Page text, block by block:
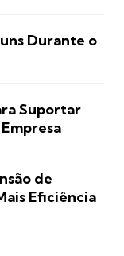
Durante o
Suportar
de
Eficiência